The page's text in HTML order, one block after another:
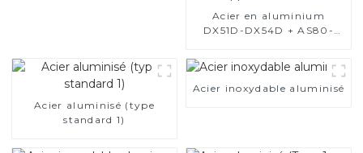
Acier en aluminium
DX51D-DX54D + AS80-
d'aluminium et tuyaux et
tubes en acier en
aluminium utilisés pour le
Acier aluminisé (type
standard 1)
Acier inoxydable aluminisé